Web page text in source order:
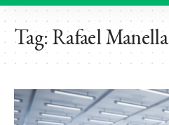
Tag:Rafael Manella